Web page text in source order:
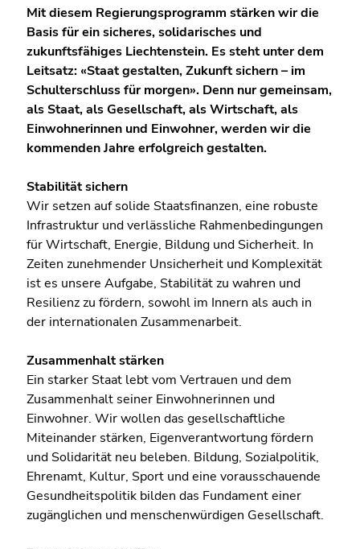
Mit diesem Regierungsprogramm stärken wir die
Basis für ein sicheres, solidarisches und
zukunftsfähiges Liechtenstein. Es steht unter dem
Leitsatz: «Staat gestalten, Zukunft sichern – im
Schulterschluss für morgen». Denn nur gemeinsam,
als Staat, als Gesellschaft, als Wirtschaft, als
Einwohnerinnen und Einwohner, werden wir die
kommenden Jahre erfolgreich gestalten.
Stabilität sichern
Wir setzen auf solide Staatsfinanzen, eine robuste
Infrastruktur und verlässliche Rahmenbedingungen
für Wirtschaft, Energie, Bildung und Sicherheit. In
Zeiten zunehmender Unsicherheit und Komplexität
ist es unsere Aufgabe, Stabilität zu wahren und
Resilienz zu fördern, sowohl im Innern als auch in
der internationalen Zusammenarbeit.
Zusammenhalt stärken
Ein starker Staat lebt vom Vertrauen und dem
Zusammenhalt seiner Einwohnerinnen und
Einwohner. Wir wollen das gesellschaftliche
Miteinander stärken, Eigenverantwortung fördern
und Solidarität neu beleben. Bildung, Sozialpolitik,
Ehrenamt, Kultur, Sport und eine vorausschauende
Gesundheitspolitik bilden das Fundament einer
zugänglichen und menschenwürdigen Gesellschaft.